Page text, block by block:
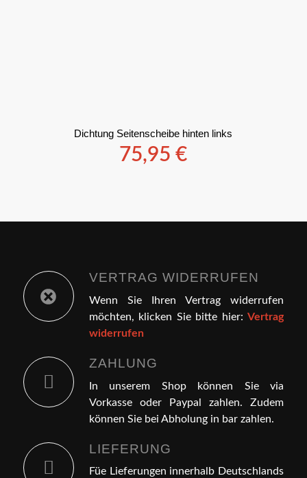
Dichtung Seitenscheibe hinten links
75,95€
VERTRAG WIDERRUFEN
Wenn Sie Ihren Vertrag widerrufen
möchten, klicken Sie bitte hier:Vertrag
widerrufen
ZAHLUNG
In unserem Shop können Sie via
Vorkasse oder Paypal zahlen. Zudem
können Sie bei Abholung in bar zahlen.
LIEFERUNG
Füe Lieferungen innerhalb Deutschlands